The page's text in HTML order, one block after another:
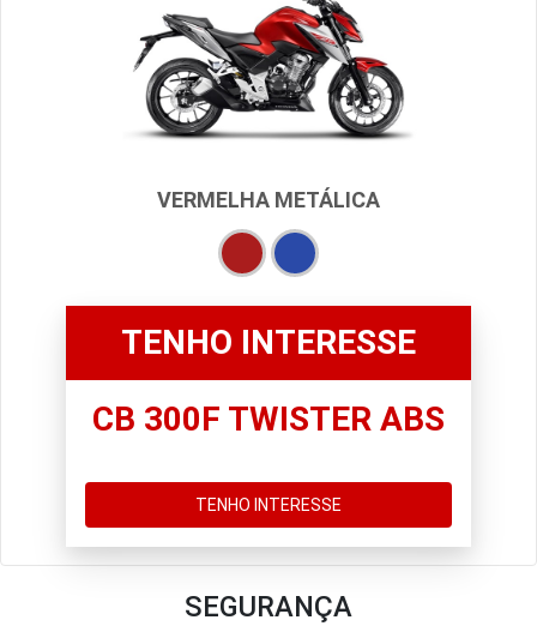
VERMELHA METÁLICA
TENHO INTERESSE
CB 300F TWISTER ABS
TENHO INTERESSE
SEGURANÇA